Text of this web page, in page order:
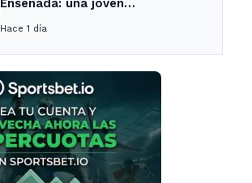
Ensenada: una joven
Hace 1 día